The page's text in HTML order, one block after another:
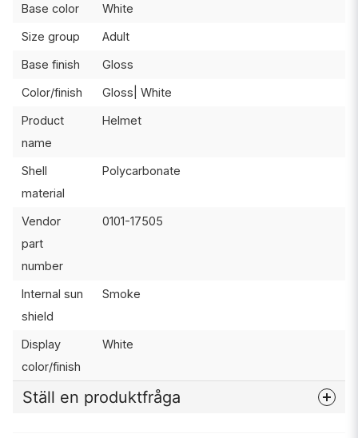
Base color White
Size group Adult
Base finish Gloss
Color/finish Gloss| White
Product
name
Helmet
Shell
material
Polycarbonate
Vendor
part
number
0101-17505
Internal sun
shield
Smoke
Display
color/finish
White
Ställ en produktfråga